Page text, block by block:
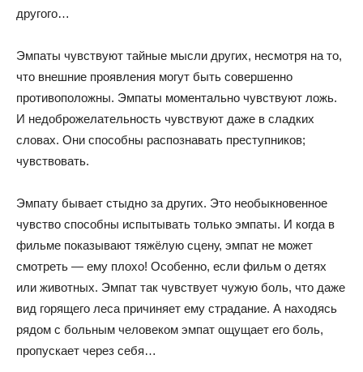
другого…
Эмпаты чувствуют тайные мысли других, несмотря на то,
что внешние проявления могут быть совершенно
противоположны. Эмпаты моментально чувствуют ложь.
И недоброжелательность чувствуют даже в сладких
словах. Они способны распознавать преступников;
чувствовать.
Эмпату бывает стыдно за других. Это необыкновенное
чувство способны испытывать только эмпаты. И когда в
фильме показывают тяжёлую сцену, эмпат не может
смотреть — ему плохо! Особенно, если фильм о детях
или животных. Эмпат так чувствует чужую боль, что даже
вид горящего леса причиняет ему страдание. А находясь
рядом с больным человеком эмпат ощущает его боль,
пропускает через себя…